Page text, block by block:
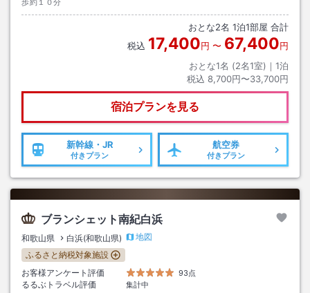
歩約１０分
おとな2名 1泊1部屋 合計
税込 17,400円 〜 67,400円
おとな1名 (2名1室)｜ 1泊
税込 8,700円〜33,700円
宿泊プランを見る
新幹線・JR
付きプラン
航空券
付きプラン
ブランシェット南紀白浜
和歌山県 白浜(和歌山県)
地図
ふるさと納税対象施設
お客様アンケート評価
93点
るるぶトラベル評価
集計中